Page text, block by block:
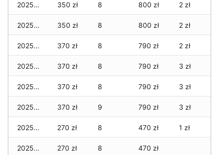
2025-12-09 350 zł 8 800 zł 2 zł
2025-12-08 350 zł 8 800 zł 2 zł
2025-12-07 370 zł 8 790 zł 2 zł
2025-12-06 370 zł 8 790 zł 3 zł
2025-12-05 370 zł 8 790 zł 3 zł
2025-12-04 370 zł 9 790 zł 3 zł
2025-12-03 270 zł 8 470 zł 1 zł
2025-12-02 270 zł 8 470 zł